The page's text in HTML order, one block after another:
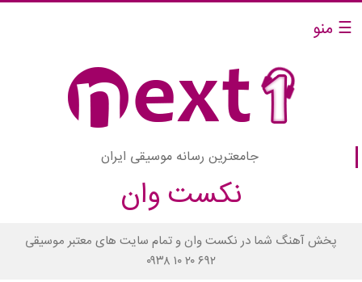
☰ منو
جامعترین رسانه موسیقی ایران
نکست وان
پخش آهنگ شما در نکست وان و تمام سایت های معتبر موسیقی
۰۹۳۸ ۱۰ ۲۰ ۶۹۲